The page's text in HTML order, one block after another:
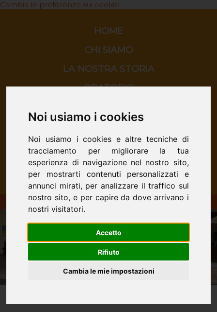
Noi usiamo i cookies
Noi usiamo i cookies e altre tecniche di
tracciamento per migliorare la tua
esperienza di navigazione nel nostro sito,
per mostrarti contenuti personalizzati e
annunci mirati, per analizzare il traffico sul
nostro sito, e per capire da dove arrivano i
nostri visitatori.
Accetto
Rifiuto
Cambia le mie impostazioni
Cambia le preferenze sui cookie.
HOME
CHI SIAMO
LA NOSTRA STORIA
ORATORIO
CINEMA
CONTATTI
ORATORIO DON BOSCO - San Donà di Piave